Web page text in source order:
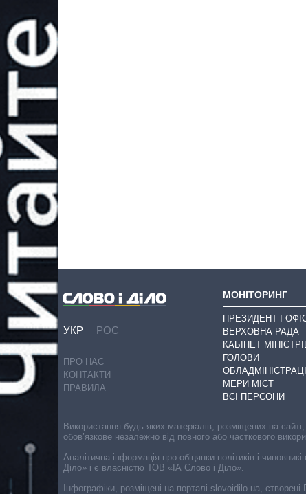
УКР РОС
ПРО НАС
КОНТАКТИ
ПРАВИЛА
МОНІТОРИНГ
ПРЕЗИДЕНТ І
ВЕРХОВНА РАДА
КАБІНЕТ
ГОЛОВИ
МЕРИ МІСТ
ВСІ ПЕРСОНИ
Використання будь-яких матеріалів, розміщених на
обов’язкове незалежно від повного або часткового
Аналітична інформація про обіцянки політиків і
Діло» і є власністю ТОВ «ІА Слово і Діло».
Інфографіки, розміщені на порталі slovoidilo.ua,